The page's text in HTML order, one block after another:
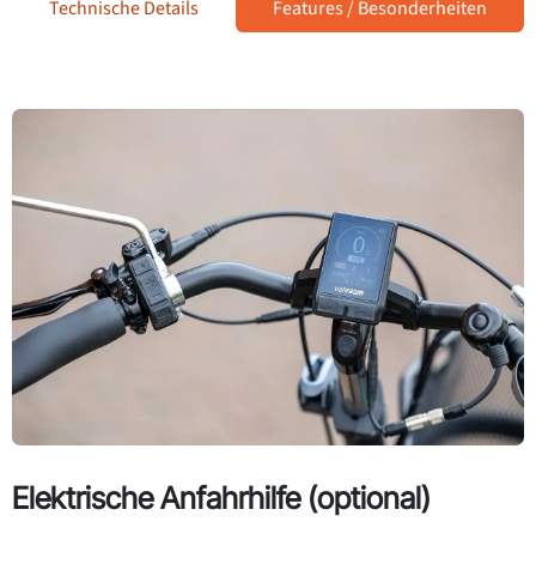
Technische Details Features / Besonderheiten
Elektrische Anfahrhilfe (optional)